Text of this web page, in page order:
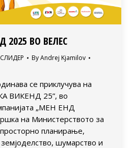
2025 ВО ВЕЛЕС
СЛИДЕР ByAndrej Kjamilov
се приклучува на
ВИКЕНД 25”, во
„МЕН ЕНД
на Министерството за
планирање,
шумарство и